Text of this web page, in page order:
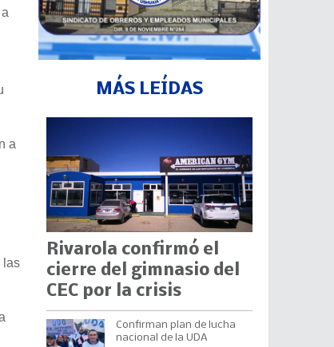
a
las
MÁS LEÍDAS
Rivarola confirmó el
cierre del gimnasio del
CEC por la crisis
Confirman plan de lucha
nacional de la UDA